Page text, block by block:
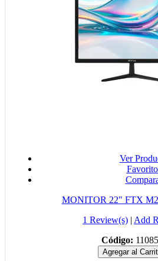
Ver
MONITOR 22" FTX
1 Review(s) | Add
Código:
Agregar al